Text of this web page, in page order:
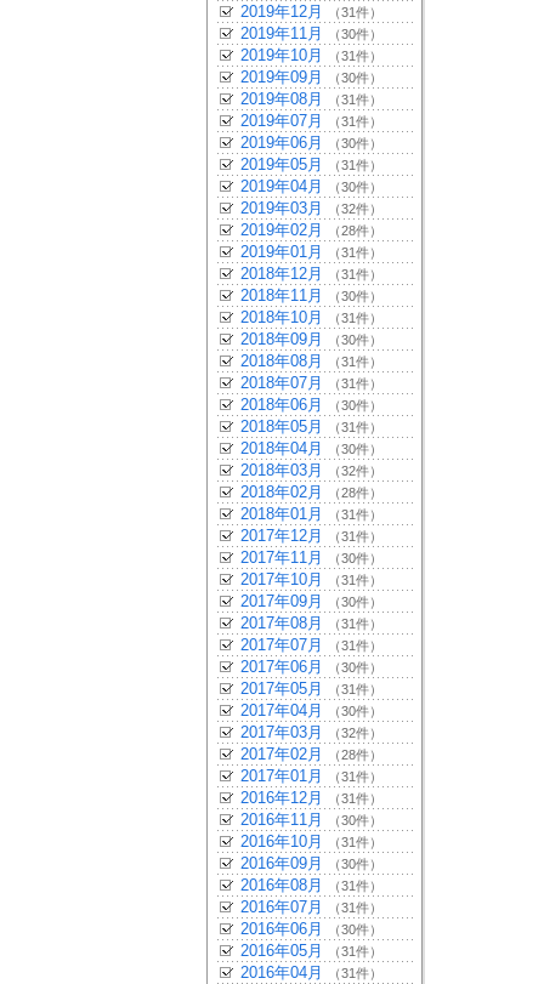
2019年12月 （31件）
2019年11月 （30件）
2019年10月 （31件）
2019年09月 （30件）
2019年08月 （31件）
2019年07月 （31件）
2019年06月 （30件）
2019年05月 （31件）
2019年04月 （30件）
2019年03月 （32件）
2019年02月 （28件）
2019年01月 （31件）
2018年12月 （31件）
2018年11月 （30件）
2018年10月 （31件）
2018年09月 （30件）
2018年08月 （31件）
2018年07月 （31件）
2018年06月 （30件）
2018年05月 （31件）
2018年04月 （30件）
2018年03月 （32件）
2018年02月 （28件）
2018年01月 （31件）
2017年12月 （31件）
2017年11月 （30件）
2017年10月 （31件）
2017年09月 （30件）
2017年08月 （31件）
2017年07月 （31件）
2017年06月 （30件）
2017年05月 （31件）
2017年04月 （30件）
2017年03月 （32件）
2017年02月 （28件）
2017年01月 （31件）
2016年12月 （31件）
2016年11月 （30件）
2016年10月 （31件）
2016年09月 （30件）
2016年08月 （31件）
2016年07月 （31件）
2016年06月 （30件）
2016年05月 （31件）
2016年04月 （31件）